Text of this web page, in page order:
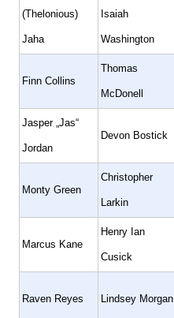
(Thelonious)
Jaha
Isaiah
Washington
Finn Collins
Thomas
McDonell
Jasper „Jas“
Jordan
Devon Bostick
Monty Green
Christopher
Larkin
Marcus Kane
Henry Ian
Cusick
Raven Reyes Lindsey Morgan